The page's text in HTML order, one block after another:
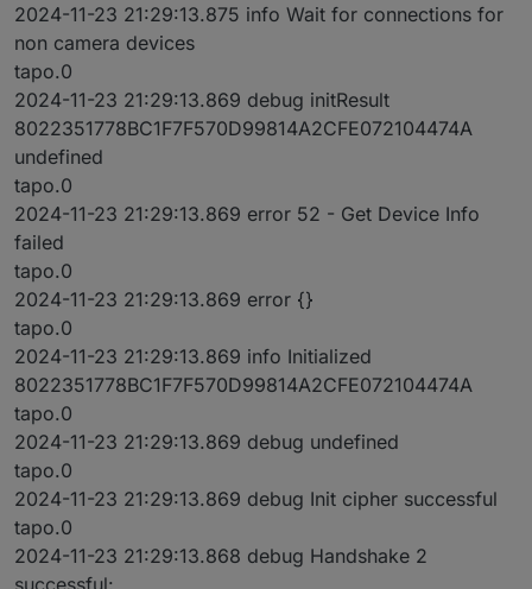
2024-11-23 21:29:13.875 info Wait for connections for
non camera devices
tapo.0
2024-11-23 21:29:13.869 debug initResult
8022351778BC1F7F570D99814A2CFE072104474A
undefined
tapo.0
2024-11-23 21:29:13.869 error 52 - Get Device Info
failed
tapo.0
2024-11-23 21:29:13.869 error {}
tapo.0
2024-11-23 21:29:13.869 info Initialized
8022351778BC1F7F570D99814A2CFE072104474A
tapo.0
2024-11-23 21:29:13.869 debug undefined
tapo.0
2024-11-23 21:29:13.869 debug Init cipher successful
tapo.0
2024-11-23 21:29:13.868 debug Handshake 2
successful: